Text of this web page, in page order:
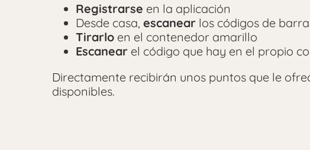
Registrarse en la aplicación
Desde casa, escanear los códigos de
Tirarlo en el contenedor amarillo
Escanear el código que hay en el propio
Directamente recibirán unos puntos que le
disponibles.